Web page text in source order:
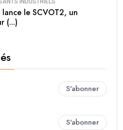
lance le SCVOT2, un
(...)
S'abonner
S'abonner